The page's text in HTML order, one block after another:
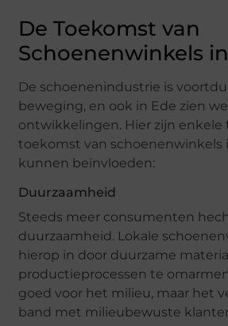
De Toekomst van
Schoenenwinkels
De schoenenindustrie is
beweging, en ook in Ede zien
ontwikkelingen. Hier zijn enkele
toekomst van schoenenwinkels
kunnen beïnvloeden:
Duurzaamheid
Steeds meer consumenten
duurzaamheid. Lokale
hierop in door duurzame
productieprocessen te
goed voor het milieu, maar het
band met milieubewuste